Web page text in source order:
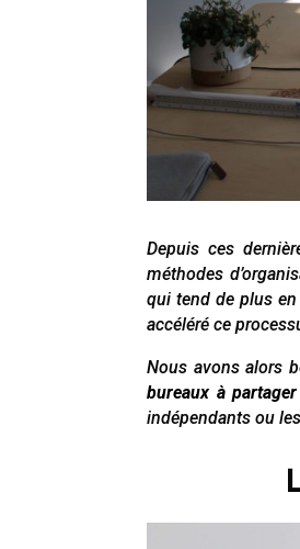
Depuis ces
méthodes
qui tend de plus
accéléré ce
Nous avons alors
bureaux à partager
indépendants ou